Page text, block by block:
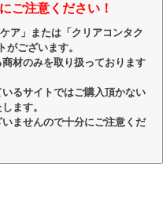
ご注意ください！
ア」または「クリアコンタク
がございます。
材のみを取り扱っております
るサイトではご購入頂かない
ます。
ませんので十分にご注意くだ